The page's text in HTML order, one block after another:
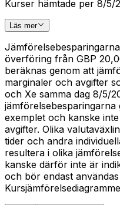
Kurser hämtade per 8/5/
Läs mer
överföring från GBP
beräknas genom att
marginaler och avgifter
och Xe samma dag 8/5/
exemplet och kanske
avgifter. Olika
tider och andra
resultera i olika
kanske därför inte är
och bör endast